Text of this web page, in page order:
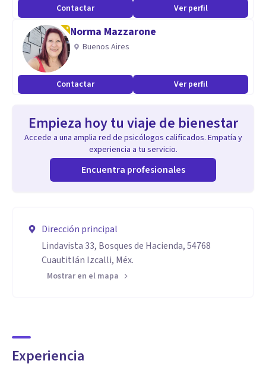
Contactar Ver perfil
Norma Mazzarone
Buenos Aires
Contactar Ver perfil
Empieza hoy tu viaje de bienestar
Accede a una amplia red de psicólogos calificados. Empatía y
experiencia a tu servicio.
Encuentra profesionales
Dirección principal
Lindavista 33, Bosques de Hacienda, 54768
Cuautitlán Izcalli, Méx.
Mostrar en el mapa
Experiencia